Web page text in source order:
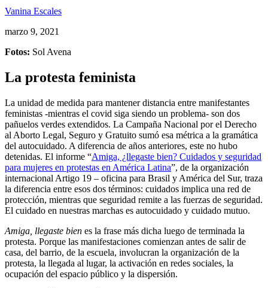
Vanina Escales
marzo 9, 2021
Fotos: Sol Avena
La protesta feminista
La unidad de medida para mantener distancia entre manifestantes
feministas -mientras el covid siga siendo un problema- son dos
pañuelos verdes extendidos. La Campaña Nacional por el Derecho
al Aborto Legal, Seguro y Gratuito sumó esa métrica a la gramática
del autocuidado. A diferencia de años anteriores, este no hubo
detenidas. El informe “Amiga, ¿llegaste bien? Cuidados y seguridad
para mujeres en protestas en América Latina”, de la organización
internacional Artigo 19 – oficina para Brasil y América del Sur, traza
la diferencia entre esos dos términos: cuidados implica una red de
protección, mientras que seguridad remite a las fuerzas de seguridad.
El cuidado en nuestras marchas es autocuidado y cuidado mutuo.
Amiga, llegaste bien es la frase más dicha luego de terminada la
protesta. Porque las manifestaciones comienzan antes de salir de
casa, del barrio, de la escuela, involucran la organización de la
protesta, la llegada al lugar, la activación en redes sociales, la
ocupación del espacio público y la dispersión.